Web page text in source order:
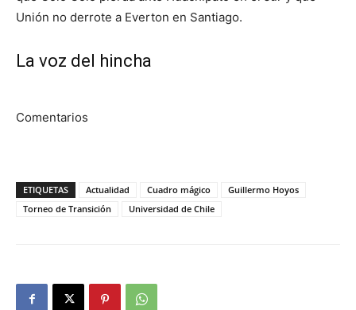
Unión no derrote a Everton en Santiago.
La voz del hincha
Comentarios
ETIQUETAS Actualidad Cuadro mágico
Guillermo Hoyos
Torneo de Transición
Universidad de Chile